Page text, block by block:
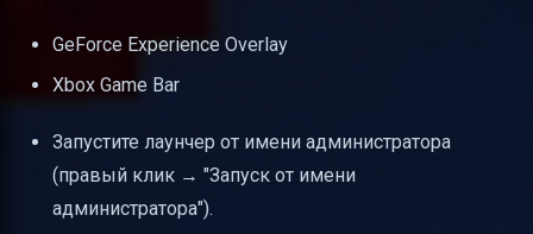
GeForce Experience Overlay
Xbox Game Bar
Запустите лаунчер от имени администратора
(правый клик → "Запуск от имени
администратора").